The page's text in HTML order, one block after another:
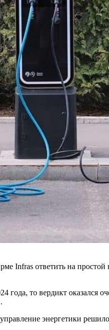
Infras ответить на
года, то вердикт
энергетики